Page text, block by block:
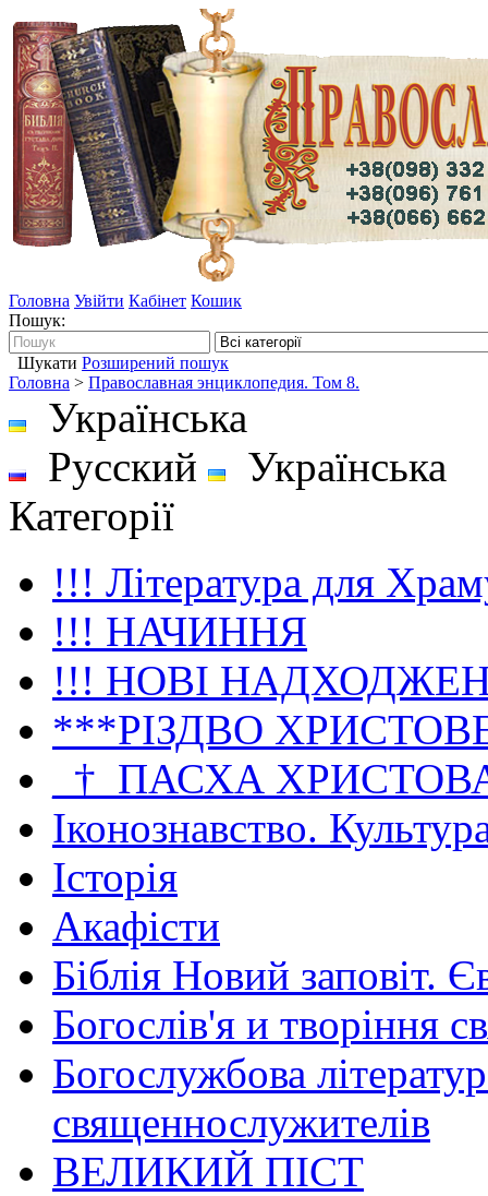
Головна Увійти Кабінет Кошик
Пошук:
Шукати Розширений пошук
Головна > Православная энциклопедия. Том 8.
Українська
Русский
Українська
Категорії
!!! Література для
!!! НАЧИННЯ
!!! НОВІ
***РІЗДВО
_†_ПАСХА
Іконознавство.
Історія
Акафісти
Біблія Новий заповіт.
Богослів'я и творіння
Богослужбова
священнослужителів
ВЕЛИКИЙ ПІСТ